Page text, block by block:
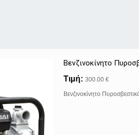
Βενζινοκίνητο
Τιμή:300.00 €
Βενζινοκίνητο